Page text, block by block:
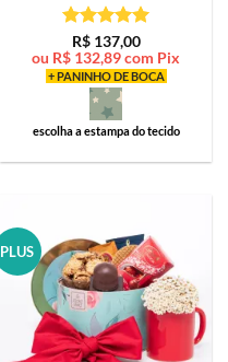
Avaliação5
de 5
R$137,00
ou R$ 132,89com Pix
+ PANINHO DE BOCA
escolha a estampa do tecido
PLUS